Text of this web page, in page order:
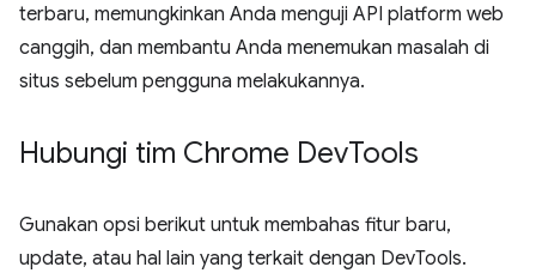
terbaru, memungkinkan Anda menguji API platform web
canggih, dan membantu Anda menemukan masalah di
situs sebelum pengguna melakukannya.
Hubungi tim Chrome DevTools
Gunakan opsi berikut untuk membahas fitur baru,
update, atau hal lain yang terkait dengan DevTools.